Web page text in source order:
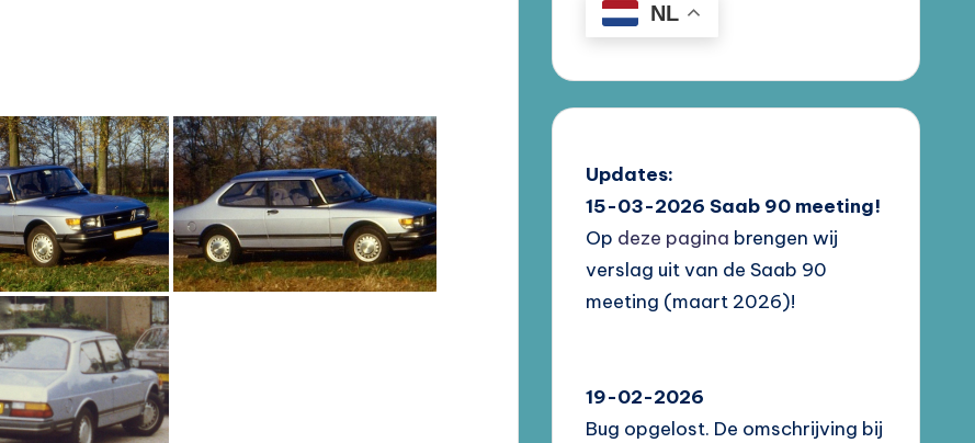
NL
Updates:
15-03-2026 Saab 90 meeting!
Op deze pagina brengen wij
verslag uit van de Saab 90
meeting (maart 2026)!
19-02-2026
Bug opgelost. De omschrijving bij